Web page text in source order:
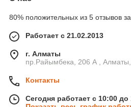
80% положительных из 5 отзывов
Работает с 21.02.2013
г. Алматы
пр.Райымбека, 206 А , Алматы,
Контакты
Сегодня работает с 10:00 до